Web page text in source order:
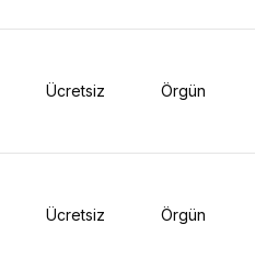
Ücretsiz Örgün
Ücretsiz Örgün